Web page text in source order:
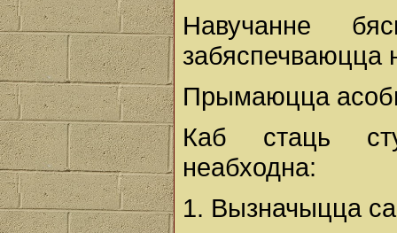
Навучанне
забяспечваюцца
Прымаюцца
Каб стаць
неабходна:
1. Вызначыцца